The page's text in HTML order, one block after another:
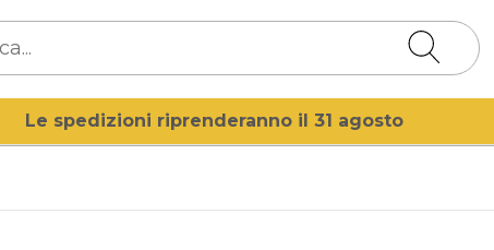
Le spedizioni riprenderanno il 31 agosto